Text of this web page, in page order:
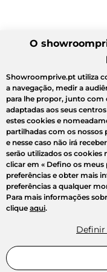
PREÇOS MINI
Moda Mulher a
Moda Homem a
Tops, t-shirts e camisas
HOMEM
O
Showroomprive.pt utiliza
a navegação, medir a
para lhe propor, junto com
adaptadas aos seus
estes cookies e
partilhadas com os nossos
e nesse caso não irá
serão utilizados os cookies
clicar em « Defino os meus
preferências e obter mais
preferências a qualquer
Para mais informações
clique aqui.
Definir